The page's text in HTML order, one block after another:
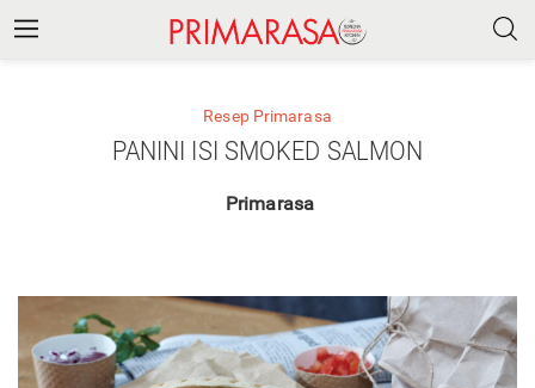
Resep Primarasa
PANINI ISI SMOKED SALMON
Primarasa